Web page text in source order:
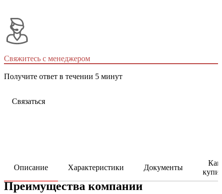
Свяжитесь с менеджером
Получите ответ в течении 5 минут
Связаться
Описание Характеристики Документы
Как
Преимущества компании